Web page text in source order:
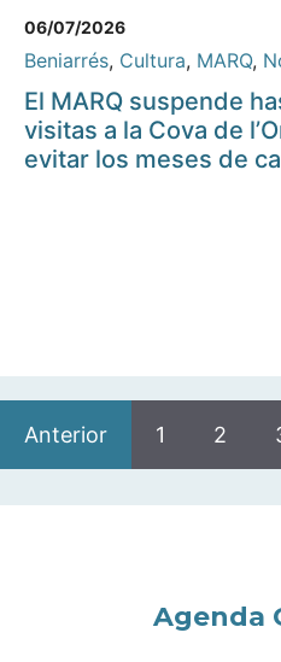
06/07/2026
Beniarrés, Cultura, MARQ,
El MARQ suspende
visitas a la Cova de
evitar los meses de
Anterior 1 2
Agenda